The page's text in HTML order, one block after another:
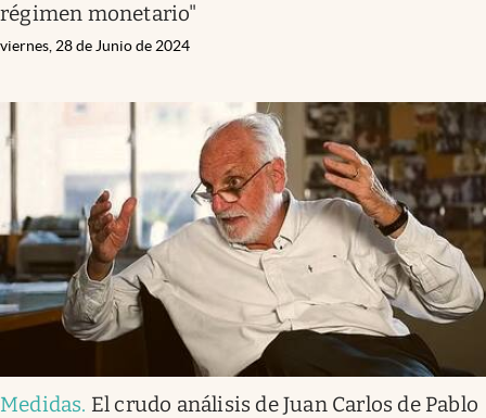
régimen monetario"
viernes, 28 de Junio de 2024
Medidas. El crudo análisis de Juan Carlos de Pablo